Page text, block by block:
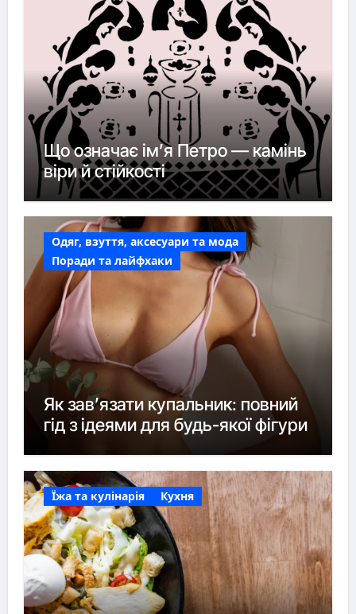
Що означає ім’я Петро — камінь
віри й стійкості
Одяг, взуття, аксесуари та мода
Поради та лайфхаки
Як зав’язати купальник: повний
гід з ідеями для будь-якої фігури
Їжа та кулінарія Кухня